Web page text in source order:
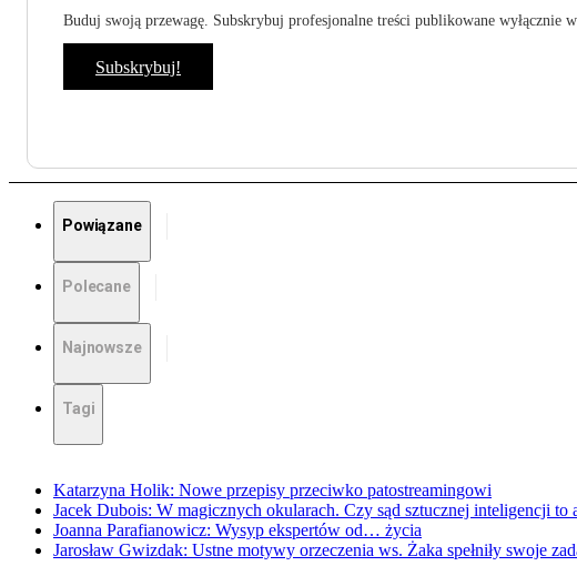
Buduj swoją przewagę. Subskrybuj profesjonalne treści publikowane wyłącznie
Subskrybuj!
Powiązane
Polecane
Najnowsze
Tagi
Katarzyna Holik: Nowe przepisy przeciwko patostreamingowi
Jacek Dubois: W magicznych okularach. Czy sąd sztucznej inteligencji to
Joanna Parafianowicz: Wysyp ekspertów od… życia
Jarosław Gwizdak: Ustne motywy orzeczenia ws. Żaka spełniły swoje